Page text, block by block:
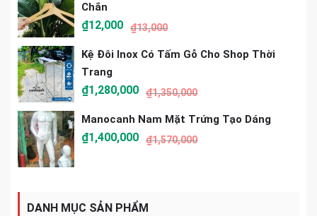
Chắn
₫13,000
₫12,000
Kệ Đôi Inox Có Tấm Gỗ Cho Shop Thời
Trang
₫1,350,000
₫1,280,000
Manocanh Nam Mặt Trứng Tạo Dáng
₫1,570,000
₫1,400,000
DANH MỤC SẢN PHẨM